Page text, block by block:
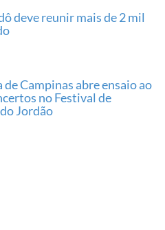
deve reunir mais de 2 mil
Campinas abre ensaio ao
no Festival de
Jordão